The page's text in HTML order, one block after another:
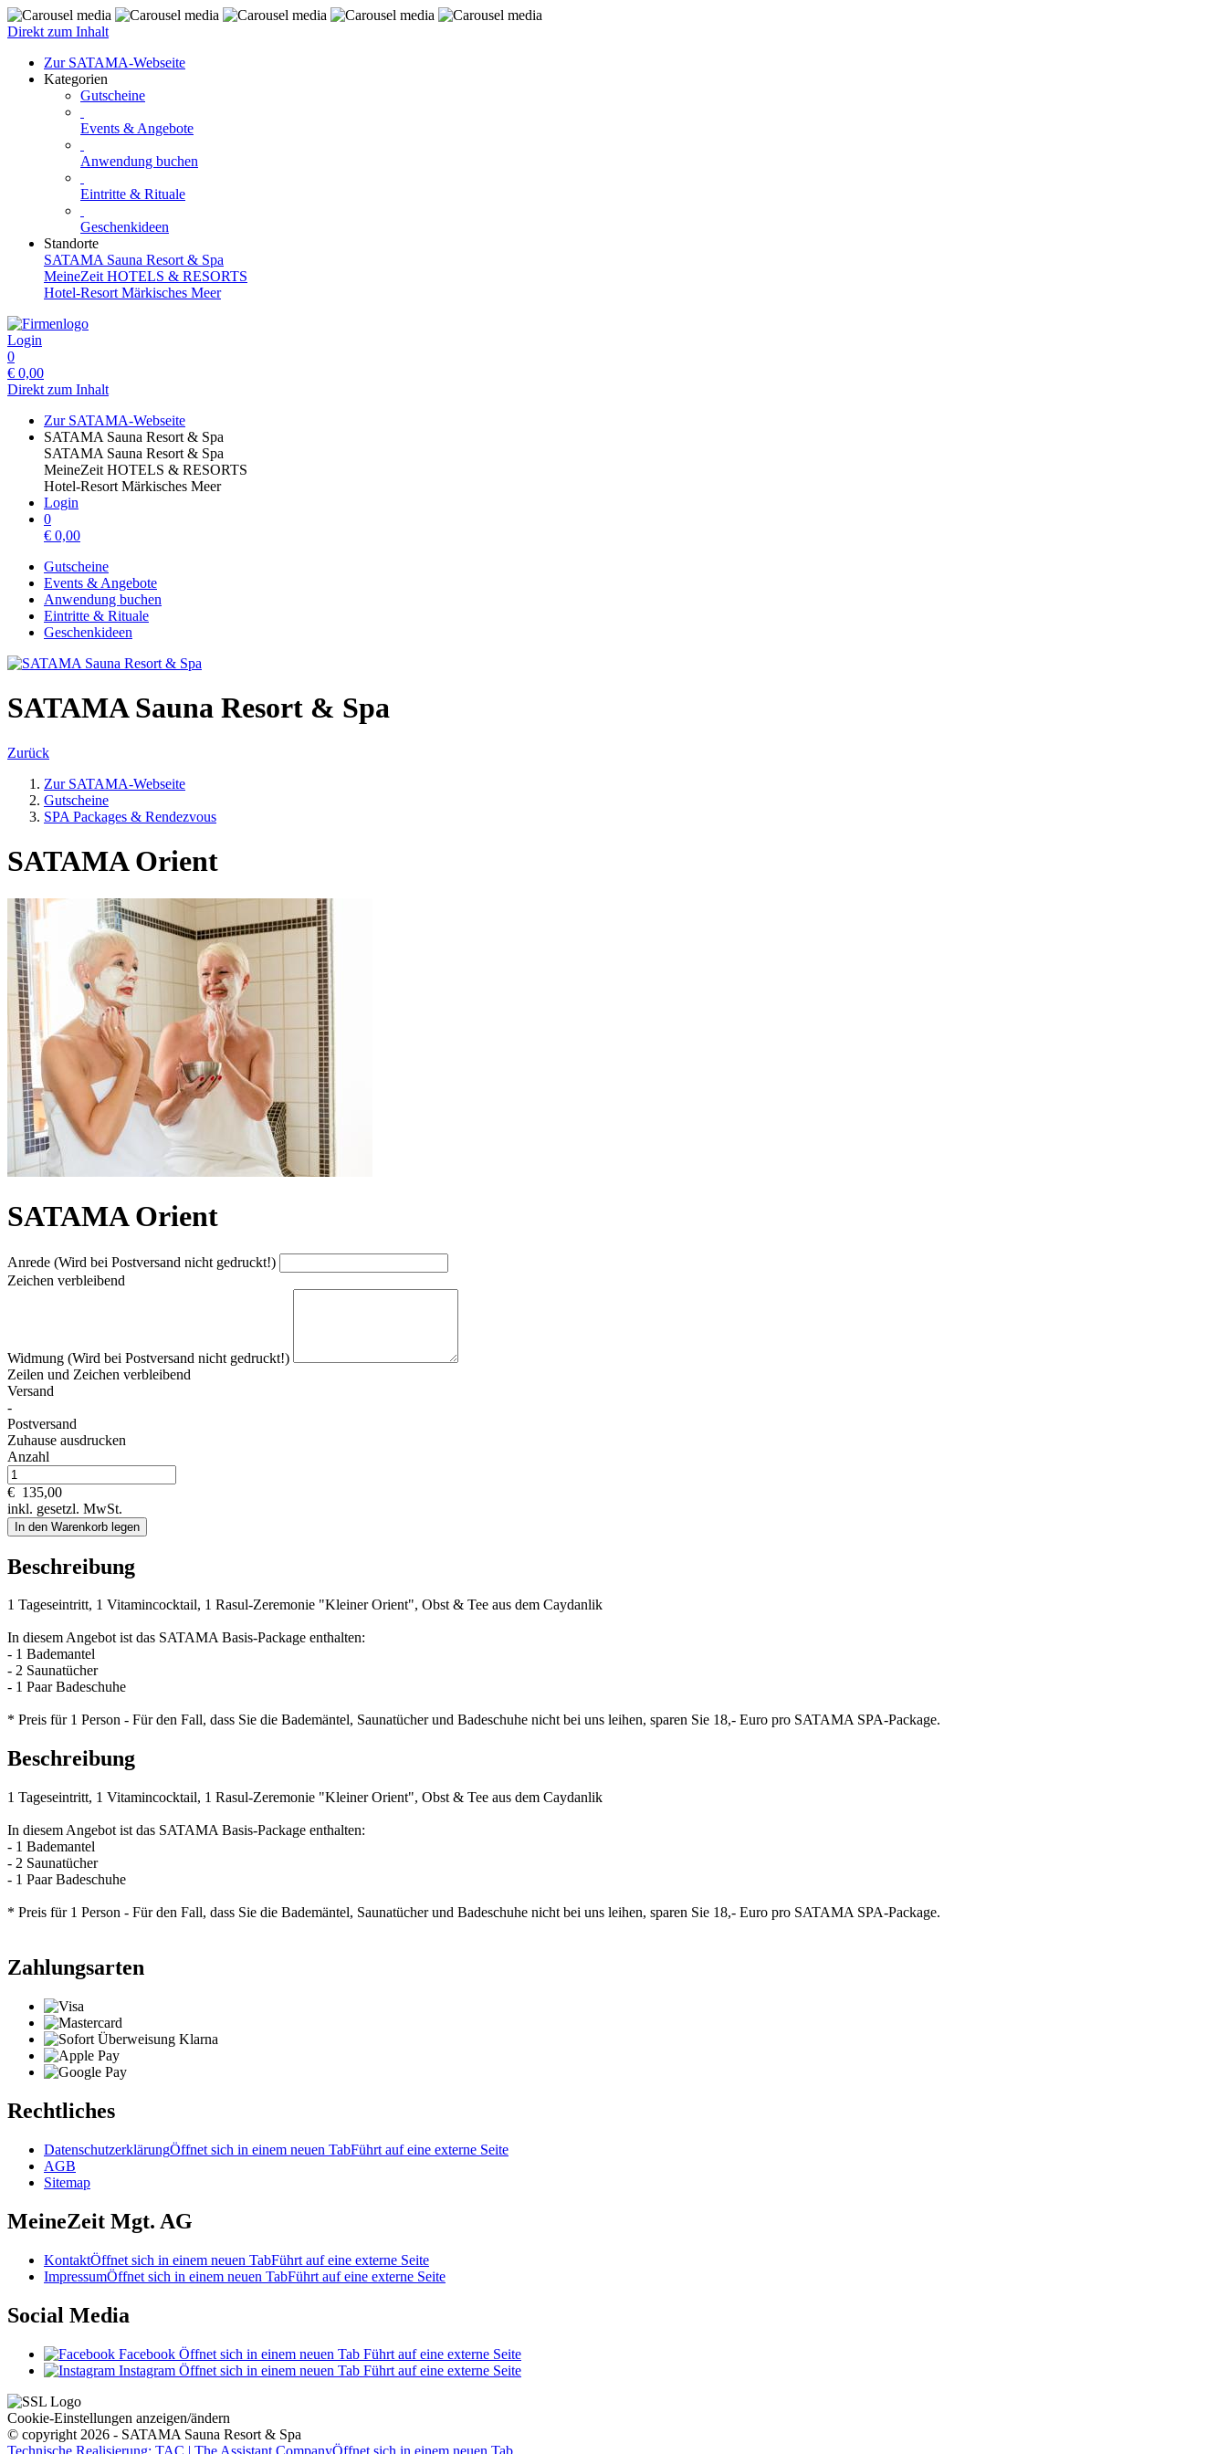
Direkt zum Inhalt
Zur SATAMA-Webseite
Kategorien
Gutscheine
Events & Angebote
Anwendung buchen
Eintritte & Rituale
Geschenkideen
Standorte
SATAMA Sauna Resort & Spa
MeineZeit HOTELS & RESORTS
Hotel-Resort Märkisches Meer
Login
0
€ 0,00
Direkt zum Inhalt
Zur SATAMA-Webseite
SATAMA Sauna Resort & Spa
SATAMA Sauna Resort & Spa
MeineZeit HOTELS & RESORTS
Hotel-Resort Märkisches Meer
Login
0
€ 0,00
Gutscheine
Events & Angebote
Anwendung buchen
Eintritte & Rituale
Geschenkideen
SATAMA Sauna Resort & Spa
Zurück
Zur SATAMA-Webseite
Gutscheine
SPA Packages & Rendezvous
SATAMA Orient
SATAMA Orient
Anrede (Wird bei Postversand nicht gedruckt!)
Zeichen verbleibend
Widmung (Wird bei Postversand nicht gedruckt!)
Zeilen und Zeichen verbleibend
Versand
-
Postversand
Zuhause ausdrucken
Anzahl
€ 135,00
inkl. gesetzl. MwSt.
In den Warenkorb legen
Beschreibung
1 Tageseintritt, 1 Vitamincocktail, 1 Rasul-Zeremonie "Kleiner Orient", Obst & Tee aus dem Caydanlik
In diesem Angebot ist das SATAMA Basis-Package enthalten:
- 1 Bademantel
- 2 Saunatücher
- 1 Paar Badeschuhe
* Preis für 1 Person - Für den Fall, dass Sie die Bademäntel, Saunatücher und Badeschuhe nicht bei uns leihen, sparen Sie 18,- Euro pro SATAMA SPA-Package.
Beschreibung
1 Tageseintritt, 1 Vitamincocktail, 1 Rasul-Zeremonie "Kleiner Orient", Obst & Tee aus dem Caydanlik
In diesem Angebot ist das SATAMA Basis-Package enthalten:
- 1 Bademantel
- 2 Saunatücher
- 1 Paar Badeschuhe
* Preis für 1 Person - Für den Fall, dass Sie die Bademäntel, Saunatücher und Badeschuhe nicht bei uns leihen, sparen Sie 18,- Euro pro SATAMA SPA-Package.
Zahlungsarten
Rechtliches
DatenschutzerklärungÖffnet sich in einem neuen TabFührt auf eine externe Seite
AGB
Sitemap
MeineZeit Mgt. AG
KontaktÖffnet sich in einem neuen TabFührt auf eine externe Seite
ImpressumÖffnet sich in einem neuen TabFührt auf eine externe Seite
Social Media
Facebook Öffnet sich in einem neuen Tab Führt auf eine externe Seite
Instagram Öffnet sich in einem neuen Tab Führt auf eine externe Seite
Cookie-Einstellungen anzeigen/ändern
© copyright 2026 - SATAMA Sauna Resort & Spa
Technische Realisierung: TAC | The Assistant CompanyÖffnet sich in einem neuen Tab